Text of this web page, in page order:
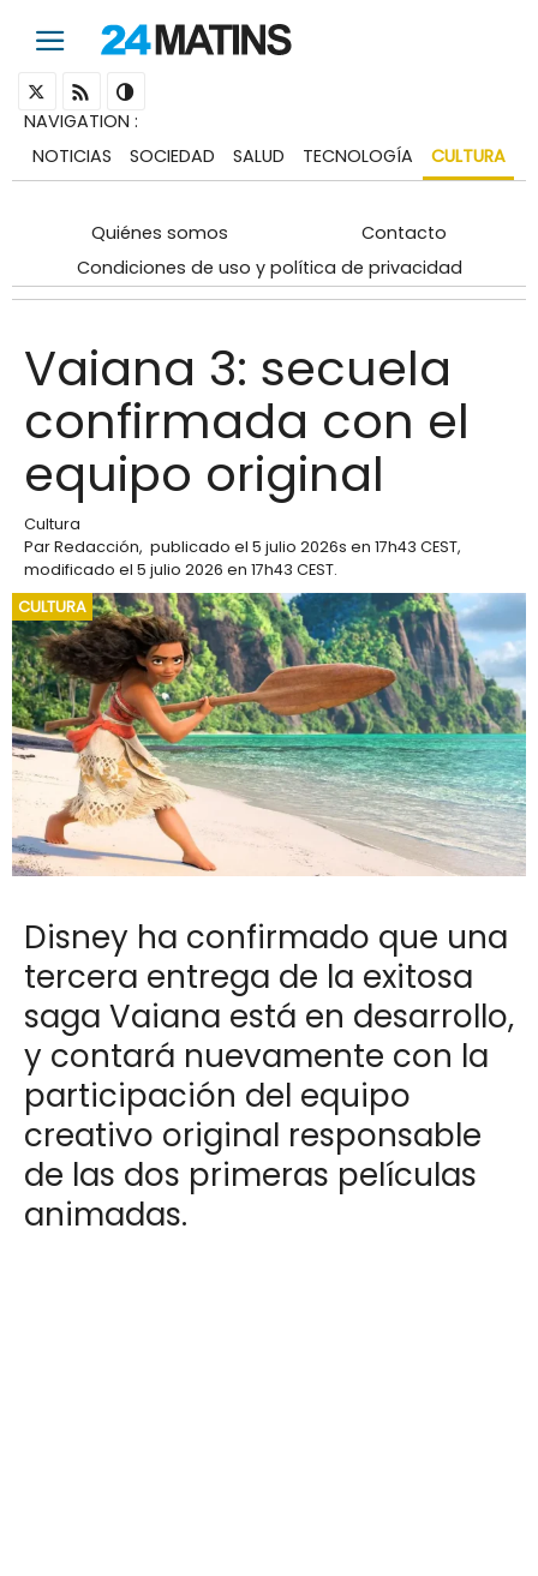
NAVIGATION :
NOTICIAS
SOCIEDAD SALUD TECNOLOGÍA CULTURA
Quiénes somos
Contacto
Condiciones de uso y política de privacidad
Vaiana 3: secuela
confirmada con el
equipo original
Cultura
ParRedacción, publicado el 5 julio 2026s en 17h43 CEST,
modificado el 5 julio 2026 en 17h43 CEST.
CULTURA
Disney ha confirmado que una
tercera entrega de la exitosa
saga Vaiana está en desarrollo,
y contará nuevamente con la
participación del equipo
creativo original responsable
de las dos primeras películas
animadas.